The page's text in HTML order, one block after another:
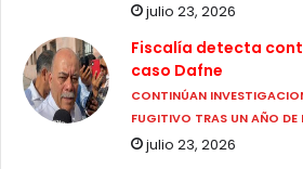
julio 23, 2026
Fiscalía detecta
caso Dafne
CONTINÚAN
FUGITIVO TRAS UN AÑO DE
julio 23, 2026